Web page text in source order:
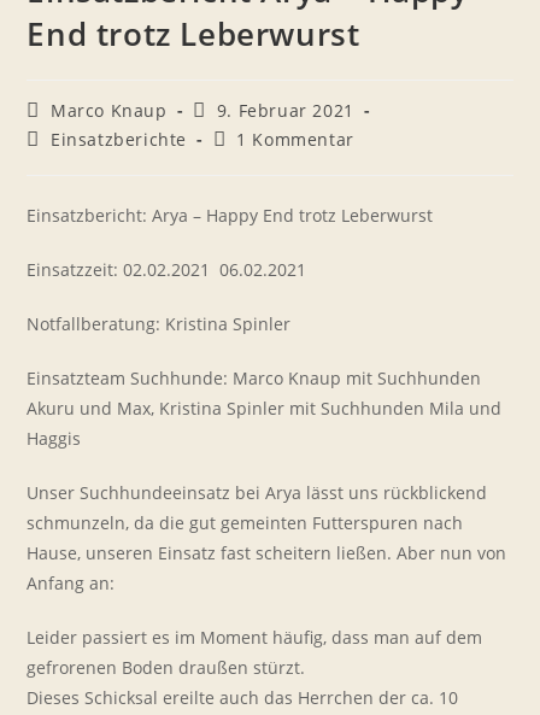
End trotz Leberwurst
Beitrags-
Autor:
Marco Knaup
Beitrag
veröffentlicht:
9. Februar 2021
Beitrags-
Einsatzberichte
Beitrags-
1 Kommentar
Einsatzbericht: Arya – Happy End trotz Leberwurst
Einsatzzeit: 02.02.2021  06.02.2021
Notfallberatung: Kristina Spinler
Einsatzteam Suchhunde: Marco Knaup mit Suchhunden
Akuru und Max, Kristina Spinler mit Suchhunden Mila und
Haggis
Unser Suchhundeeinsatz bei Arya lässt uns rückblickend
schmunzeln, da die gut gemeinten Futterspuren nach
Hause, unseren Einsatz fast scheitern ließen. Aber nun von
Anfang an:
Leider passiert es im Moment häufig, dass man auf dem
gefrorenen Boden draußen stürzt.
Dieses Schicksal ereilte auch das Herrchen der ca. 10